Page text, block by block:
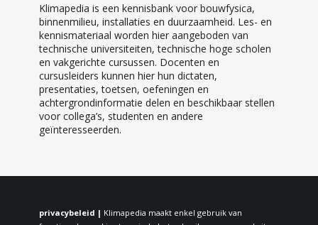
Klimapedia is een kennisbank voor bouwfysica,
binnenmilieu, installaties en duurzaamheid. Les- en
kennismateriaal worden hier aangeboden van
technische universiteiten, technische hoge scholen
en vakgerichte cursussen. Docenten en
cursusleiders kunnen hier hun dictaten,
presentaties, toetsen, oefeningen en
achtergrondinformatie delen en beschikbaar stellen
voor collega’s, studenten en andere
geïnteresseerden.
privacybeleid | Klimapedia maakt enkel gebruik van